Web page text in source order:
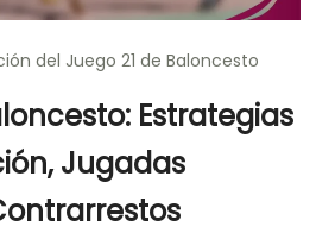
del Juego 21 de Baloncesto
Estrategias
Jugadas